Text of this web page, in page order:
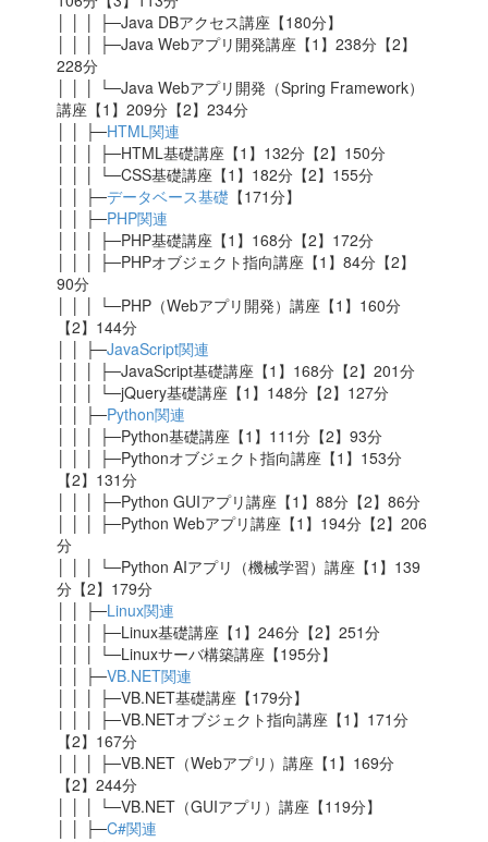
│ │ │ ├─Java DBアクセス講座【180分】
│ │ │ ├─Java Webアプリ開発講座【1】238分【2】
228分
│ │ │ └─Java Webアプリ開発（Spring Framework）
講座 【1】209分【2】234分
│ │ ├─HTML関連
│ │ │ ├─HTML基礎講座【1】132分【2】150分
│ │ │ └─CSS基礎講座【1】182分【2】155分
│ │ ├─データベース基礎 【171分】
│ │ ├─PHP関連
│ │ │ ├─PHP基礎講座【1】168分【2】172分
│ │ │ ├─PHPオブジェクト指向講座【1】84分【2】
90分
│ │ │ └─PHP（Webアプリ開発）講座【1】160分
【2】144分
│ │ ├─JavaScript関連
│ │ │ ├─JavaScript基礎講座【1】168分【2】201分
│ │ │ └─jQuery基礎講座【1】148分【2】127分
│ │ ├─Python関連
│ │ │ ├─Python基礎講座【1】111分【2】93分
│ │ │ ├─Pythonオブジェクト指向講座【1】153分
【2】131分
│ │ │ ├─Python GUIアプリ講座【1】88分【2】86分
│ │ │ ├─Python Webアプリ講座【1】194分【2】206
分
│ │ │ └─Python AIアプリ（機械学習）講座【1】139
分【2】179分
│ │ ├─Linux関連
│ │ │ ├─Linux基礎講座【1】246分【2】251分
│ │ │ └─Linuxサーバ構築講座【195分】
│ │ ├─VB.NET関連
│ │ │ ├─VB.NET基礎講座【179分】
│ │ │ ├─VB.NETオブジェクト指向講座【1】171分
【2】167分
│ │ │ ├─VB.NET（Webアプリ）講座【1】169分
【2】244分
│ │ │ └─VB.NET（GUIアプリ）講座【119分】
│ │ ├─C#関連